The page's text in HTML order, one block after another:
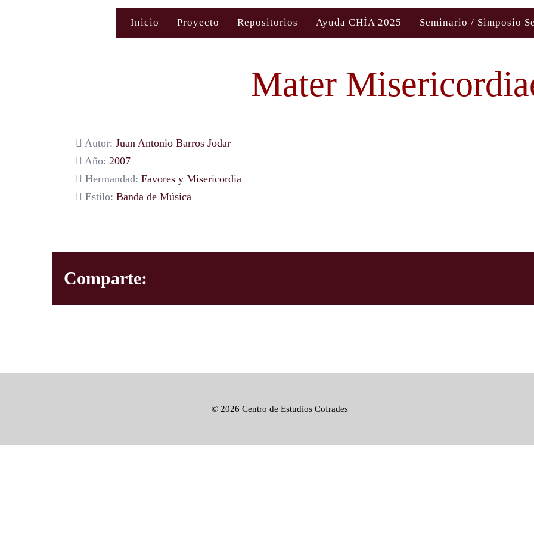
Inicio Proyecto Repositorios Ayuda CHÍA 2025 Seminario / Simposio
Mater
Autor: Juan Antonio Barros Jodar
Año: 2007
Hermandad: Favores y Misericordia
Estilo: Banda de Música
Comparte:
© 2026 Centro de Estudios Cofrades